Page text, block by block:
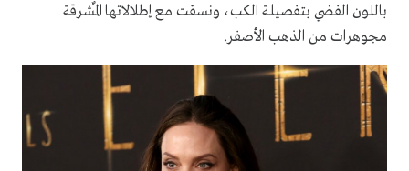
باللون الفضي بتفصيلة الكب، ونسقت مع إطلالاتها المٌشرقة
مجوهرات من الذهب الأصفر.